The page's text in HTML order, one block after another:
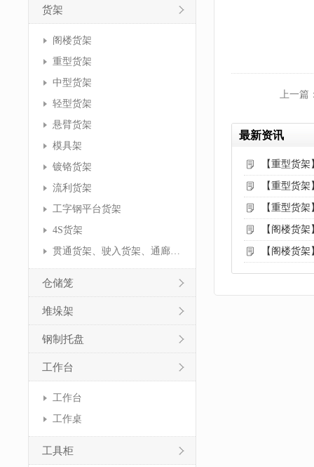
货架
阁楼货架
重型货架
中型货架
轻型货架
悬臂货架
模具架
镀铬货架
流利货架
工字钢平台货架
4S货架
贯通货架、驶入货架、通廊货架
仓储笼
堆垛架
钢制托盘
工作台
工作台
工作桌
工具柜
上一篇
最新资讯
【重型货
【重型货
【重型货
【阁楼货
【阁楼货